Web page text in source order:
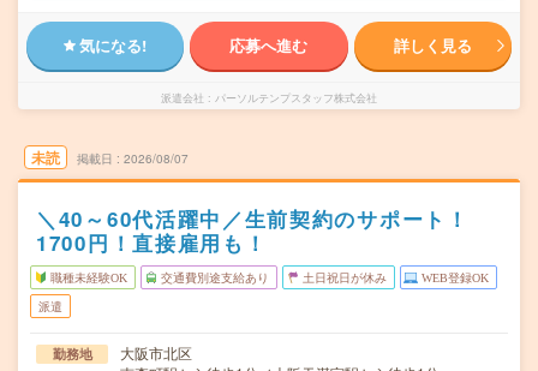
気になる! 応募へ進む 詳しく見る
派遣会社 パーソルテンプスタッフ株式会社
未読 掲載日 2026/08/07
＼40～60代活躍中／生前契約のサポート！
1700円！直接雇用も！
職種未経験OK 交通費別途支給あり 土日祝日が休み WEB登録OK
派遣
勤務地
大阪市北区